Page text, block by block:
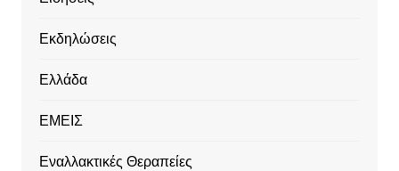
Εκδηλώσεις
Ελλάδα
ΕΜΕΙΣ
Εναλλακτικές Θεραπείες